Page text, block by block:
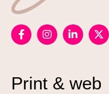
Print & web